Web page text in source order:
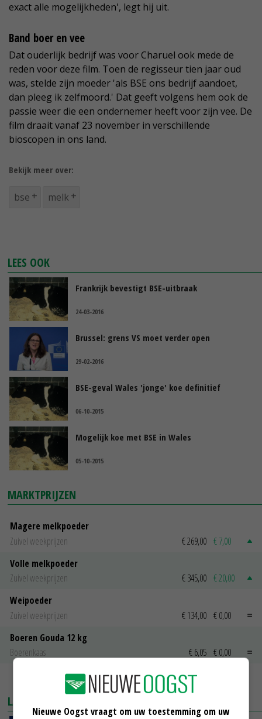
exact alle mogelijkheden', legt hij uit.
Band boer en vee
Dat ouderlijk bedrijf was voor Charuel ook mede de
reden voor deze film. Toen de regisseur tien jaar oud
was, stelde zijn moeder 'als BSE ons bedrijf aandoet,
dan pleeg ik zelfmoord.' Dat geeft volgens hem ook de
passie weer die een ondernemer heeft voor zijn vee. De
film draait vanaf 23 november in verschillende
bioscopen in ons land.
Bekijk meer over:
bse melk
LEES OOK
Frankrijk bevestigt BSE-uitbraak
24-03-2016
Brussel: grens VS moet verder open
29-02-2016
BSE-geval Wales 'jonge' koe definitief
06-10-2015
Mogelijk koe met BSE in Wales
05-10-2015
MARKTPRIJZEN
Magere melkpoeder
Zuivel weekprijzen
€ 269,00 € 7,00
Volle melkpoeder
Zuivel weekprijzen
€ 345,00 € 20,00
Weipoeder
Zuivel weekprijzen
€ 134,00 € 0,00
Boeren Gouda 12 kg
Boerenkaas
€ 6,05 € 0,00
MEER MARKTPRIJZEN
LAATSTE NIEUWS
Nieuwe Oogst vraagt om uw toestemming om uw